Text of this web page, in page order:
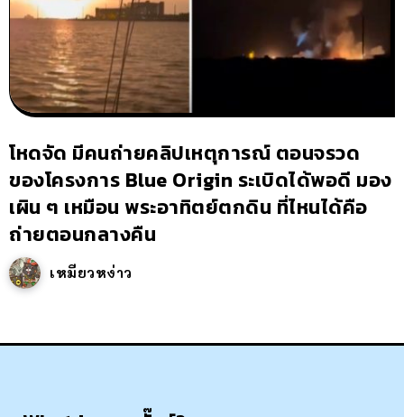
โหดจัด มีคนถ่ายคลิปเหตุการณ์ ตอนจรวด
ของโครงการ Blue Origin ระเบิดได้พอดี มอง
เผิน ๆ เหมือน พระอาทิตย์ตกดิน ที่ไหนได้คือ
ถ่ายตอนกลางคืน
เหมียวหง่าว